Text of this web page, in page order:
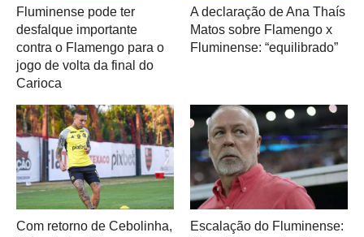
Fluminense pode ter
desfalque importante
contra o Flamengo para o
jogo de volta da final do
Carioca
A declaração de Ana Thaís
Matos sobre Flamengo x
Fluminense: “equilibrado”
Com retorno de Cebolinha,
Escalação do Fluminense: